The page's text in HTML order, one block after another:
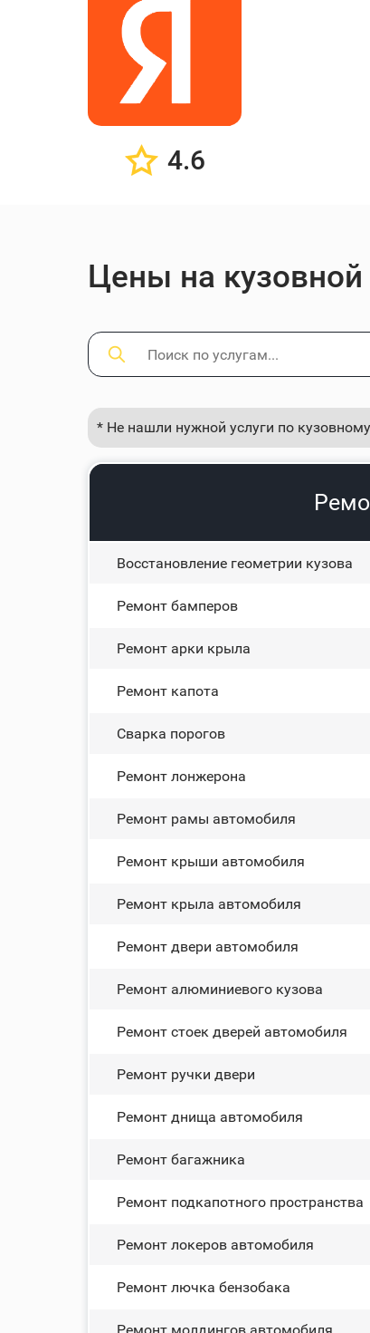
4.6
Цены на
* Не нашли нужной услуги по
Восстановление геометрии кузова
Ремонт бамперов
Ремонт арки крыла
Ремонт капота
Сварка порогов
Ремонт лонжерона
Ремонт рамы автомобиля
Ремонт крыши автомобиля
Ремонт крыла автомобиля
Ремонт двери автомобиля
Ремонт алюминиевого кузова
Ремонт стоек дверей автомобиля
Ремонт ручки двери
Ремонт днища автомобиля
Ремонт багажника
Ремонт подкапотного пространства
Ремонт лoĸepoв автомобиля
Ремонт лючка бензобака